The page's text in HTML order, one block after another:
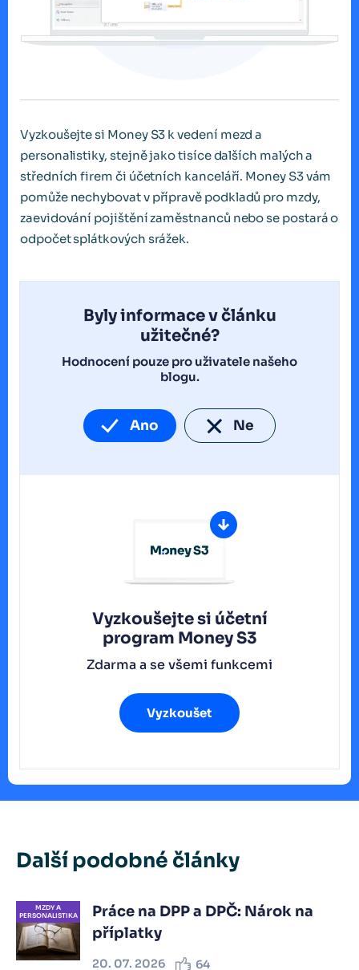
Vyzkoušejte si Money S3 k vedení mezd a
personalistiky, stejně jako tisíce dalších malých a
středních firem či účetních kanceláří. Money S3 vám
pomůže nechybovat v přípravě podkladů pro mzdy,
zaevidování pojištění zaměstnanců nebo se postará o
odpočet splátkových srážek.
Byly informace v článku
užitečné?
Hodnocení pouze pro uživatele našeho
blogu.
Ano Ne
Vyzkoušejte si účetní
program Money S3
Zdarma a se všemi funkcemi
Vyzkoušet
Další podobné články
MZDY A
PERSONALISTIKA
Práce na DPP a DPČ: Nárok na
příplatky
20. 07. 2026 64